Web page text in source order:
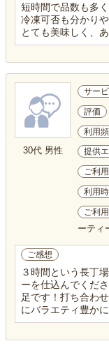
短時間で品数も多
冷凍可否も分かり
とても美味しく、
30代 男性
サー
評価
利用
提供
ご利
利用
ご利
ーティ
ご感想
３時間という長丁
ーを仕込んでくだ
足です！打ち合わ
にバラエティ豊かに